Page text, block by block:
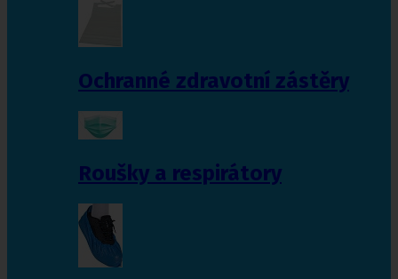
Ochranné zdravotní zástěry
Roušky a respirátory